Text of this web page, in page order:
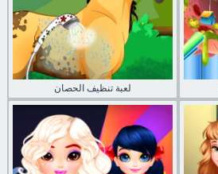
لعبة تنظيف الحصان